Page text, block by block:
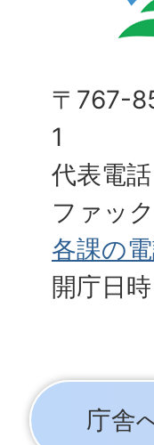
〒767-
1
代表電
ファッ
各課の
開庁日
庁舎